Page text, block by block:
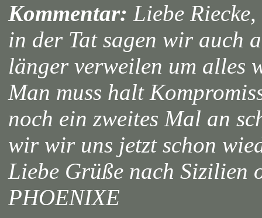
Kommentar: Liebe
in der Tat sagen wir auch
länger verweilen um alles
Man muss halt
noch ein zweites Mal an
wir wir uns jetzt schon
Liebe Grüße nach Sizilien
PHOENIXE